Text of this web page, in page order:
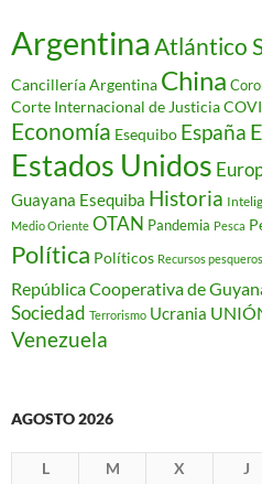
Argentina Atlántico
Cancillería Argentina China
Corte Internacional de Justicia
Economía Esequibo España
Estados Unidos
Guayana Esequiba Historia
Medio Oriente OTAN Pandemia Pesca
Política Políticos Recursos pesqueros
República Cooperativa de
Sociedad Terrorismo Ucrania
Venezuela
AGOSTO 2026
L M X J